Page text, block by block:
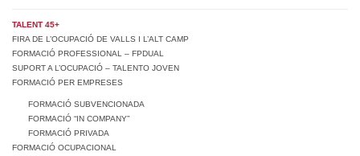
TALENT 45+
FIRA DE L’OCUPACIÓ DE VALLS I L’ALT CAMP
FORMACIÓ PROFESSIONAL – FPDUAL
SUPORT A L’OCUPACIÓ – TALENTO JOVEN
FORMACIÓ PER EMPRESES
FORMACIÓ SUBVENCIONADA
FORMACIÓ “IN COMPANY”
FORMACIÓ PRIVADA
FORMACIÓ OCUPACIONAL